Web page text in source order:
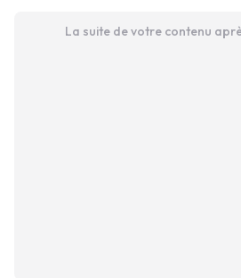
La suite de votre contenu